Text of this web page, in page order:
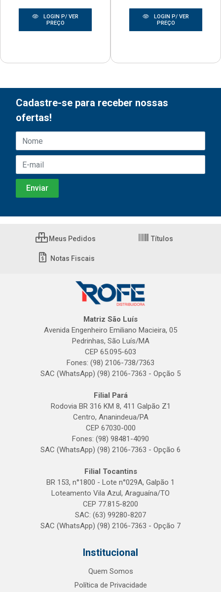
LOGIN P/ VER
PREÇO
LOGIN P/ VER
PREÇO
Cadastre-se para receber nossas
ofertas!
Meus Pedidos Títulos
Notas Fiscais
Matriz São Luís
Avenida Engenheiro Emiliano Macieira, 05
Pedrinhas, São Luís/MA
CEP 65.095-603
Fones: (98) 2106-738/7363
SAC (WhatsApp) (98) 2106-7363 - Opção 5
Filial Pará
Rodovia BR 316 KM 8, 411 Galpão Z1
Centro, Ananindeua/PA
CEP 67030-000
Fones: (98) 98481-4090
SAC (WhatsApp) (98) 2106-7363 - Opção 6
Filial Tocantins
BR 153, n°1800 - Lote n°029A, Galpão 1
Loteamento Vila Azul, Araguaína/TO
CEP 77.815-8200
SAC: (63) 99280-8207
SAC (WhatsApp) (98) 2106-7363 - Opção 7
Institucional
Quem Somos
Política de Privacidade